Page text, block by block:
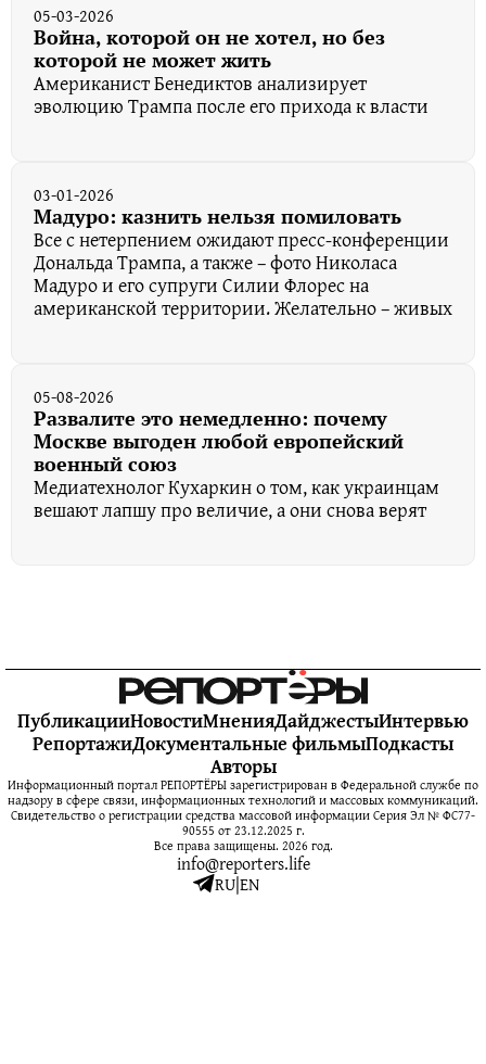
05-03-2026
Война, которой он не хотел, но без
которой не может жить
Американист Бенедиктов анализирует
эволюцию Трампа после его прихода к власти
03-01-2026
Мадуро: казнить нельзя помиловать
Все с нетерпением ожидают пресс-конференции
Дональда Трампа, а также – фото Николаса
Мадуро и его супруги Силии Флорес на
американской территории. Желательно – живых
05-08-2026
Развалите это немедленно: почему
Москве выгоден любой европейский
военный союз
Медиатехнолог Кухаркин о том, как украинцам
вешают лапшу про величие, а они снова верят
ПубликацииНовостиМненияДайджестыИнтервью
РепортажиДокументальные фильмыПодкасты
Авторы
Информационный портал РЕПОРТЁРЫ зарегистрирован в Федеральной службе по
надзору в сфере связи, информационных технологий и массовых коммуникаций.
Свидетельство о регистрации средства массовой информации Серия Эл № ФС77-
90555 от 23.12.2025 г.
Все права защищены. 2026 год.
info@reporters.life
RU|EN